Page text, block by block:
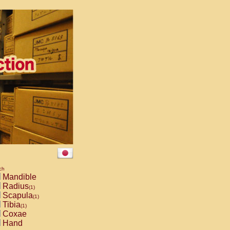
Mandible
Radius(1)
Scapula(1)
Tibia(1)
Coxae
Hand